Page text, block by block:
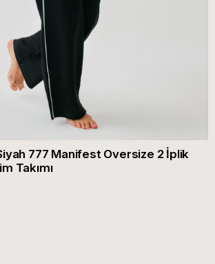
777 Manifest Oversize 2 İplik
Takımı